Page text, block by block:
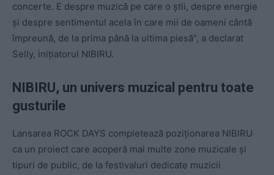
concerte. E despre muzică pe care o știi, despre energie
și despre sentimentul acela în care mii de oameni cântă
împreună, de la prima până la ultima piesă”, a declarat
Selly, inițiatorul NIBIRU.
NIBIRU, un univers muzical pentru toate
gusturile
Lansarea ROCK DAYS completează poziționarea NIBIRU
ca un proiect care acoperă mai multe zone muzicale și
tipuri de public, de la festivaluri dedicate muzicii